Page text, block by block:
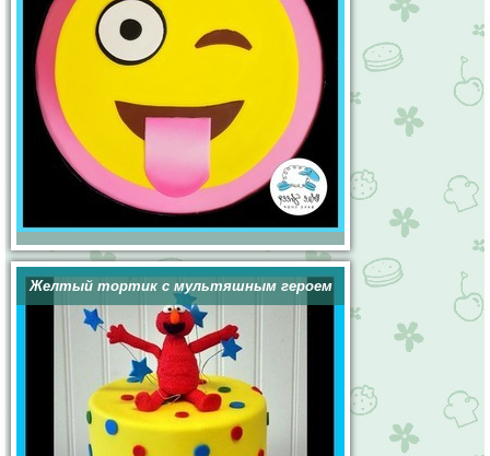
Желтый тортик с мультяшным героем